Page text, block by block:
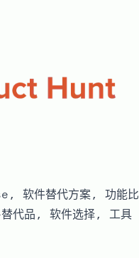
软件替代方案, 功能比
代品, 软件选择, 工具